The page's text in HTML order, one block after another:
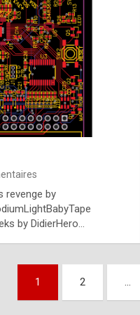
revenge by
by DidierHero…
1 2 …